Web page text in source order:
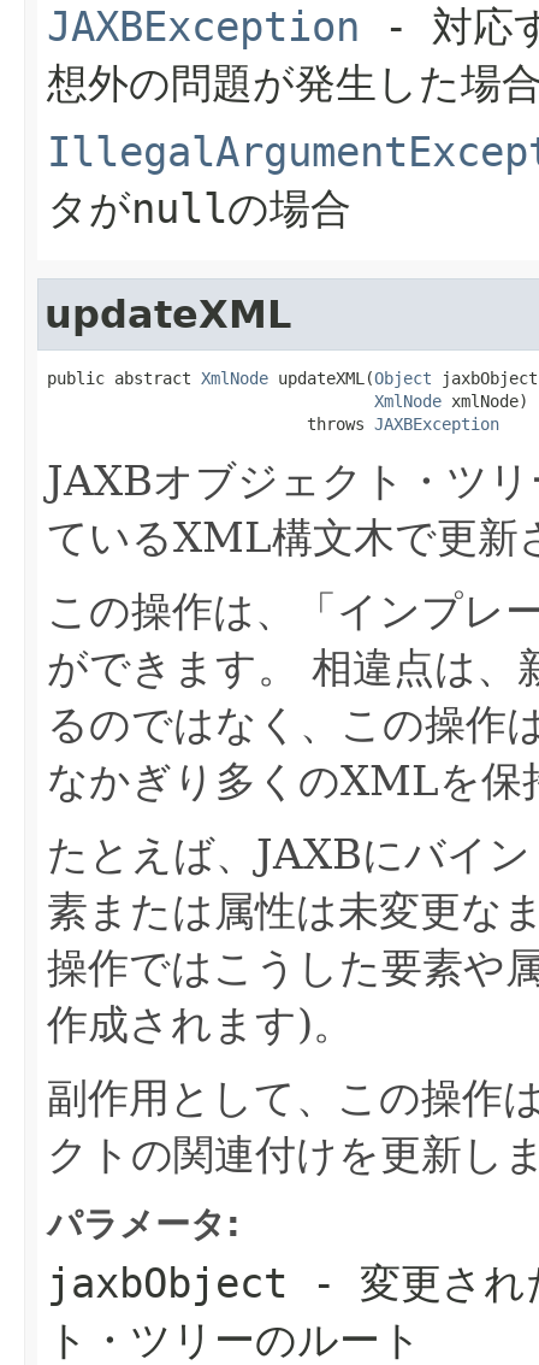
JAXBException - 対応
想外の問題が発生した場
タがnullの場合
updateXML
public abstract XmlNode updateXML(Object
XmlNode xmlNode)
                           throws
JAXBException
JAXBオブジェクト・ツ
ているXML構文木で更新
この操作は、「インプレ
ができます。
相違点は、
るのではなく、この操作
なかぎり多くのXMLを保
たとえば、JAXBにバイ
素または属性は未変更な
操作ではこうした要素や
作成されます)。
副作用として、この操作
クトの関連付けを更新し
パラメータ:
jaxbObject - 変更され
ト・ツリーのルート